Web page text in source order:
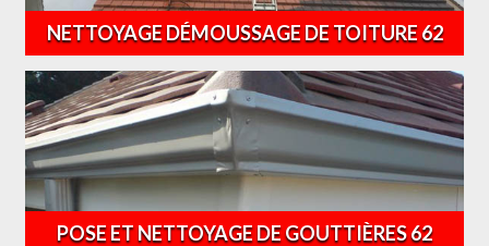
NETTOYAGE DÉMOUSSAGE DE TOITURE 62
POSE ET NETTOYAGE DE GOUTTIÈRES 62